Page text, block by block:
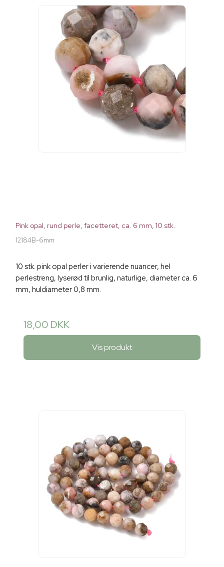
Pink opal, rund perle, facetteret, ca. 6 mm, 10 stk.
12184B-6mm
10 stk. pink opal perler i varierende nuancer, hel
perlestreng, lyserød til brunlig, naturlige, diameter ca. 6
mm, huldiameter 0,8 mm.
18,00 DKK
Vis produkt